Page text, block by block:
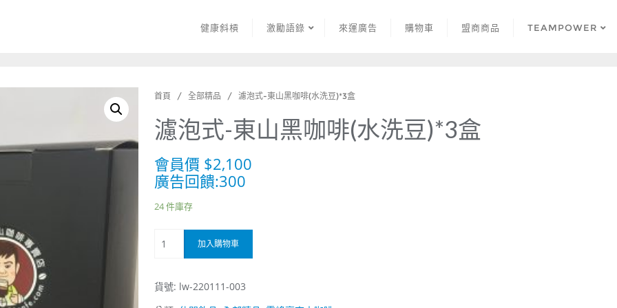
健康斜槓 激勵語錄 來運廣告 購物車 盟商商品 TEAMPOWER
首頁 / 全部精品 / 濾泡式-東山黑咖啡(水洗豆)*3盒
濾泡式-東山黑咖啡(水洗豆)*3盒
會員價 $2,100
廣告回饋:300
24 件庫存
東
加入購物車
貨號: lw-220111-003